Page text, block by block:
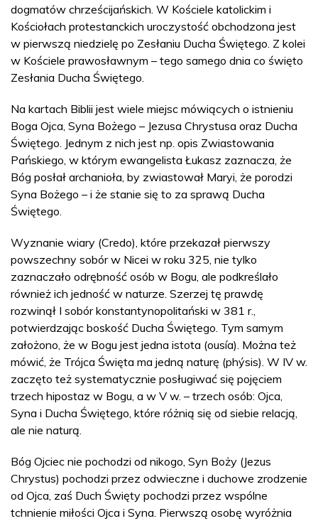
dogmatów chrześcijańskich. W Kościele katolickim i
Kościołach protestanckich uroczystość obchodzona jest
w pierwszą niedzielę po Zesłaniu Ducha Świętego. Z kolei
w Kościele prawosławnym – tego samego dnia co święto
Zesłania Ducha Świętego.
Na kartach Biblii jest wiele miejsc mówiących o istnieniu
Boga Ojca, Syna Bożego – Jezusa Chrystusa oraz Ducha
Świętego. Jednym z nich jest np. opis Zwiastowania
Pańskiego, w którym ewangelista Łukasz zaznacza, że
Bóg posłał archanioła, by zwiastował Maryi, że porodzi
Syna Bożego – i że stanie się to za sprawą Ducha
Świętego.
Wyznanie wiary (Credo), które przekazał pierwszy
powszechny sobór w Nicei w roku 325, nie tylko
zaznaczało odrębność osób w Bogu, ale podkreślało
również ich jedność w naturze. Szerzej tę prawdę
rozwinął I sobór konstantynopolitański w 381 r.,
potwierdzając boskość Ducha Świętego. Tym samym
założono, że w Bogu jest jedna istota (ousía). Można też
mówić, że Trójca Święta ma jedną naturę (phýsis). W IV w.
zaczęto też systematycznie posługiwać się pojęciem
trzech hipostaz w Bogu, a w V w. – trzech osób: Ojca,
Syna i Ducha Świętego, które różnią się od siebie relacją,
ale nie naturą.
Bóg Ojciec nie pochodzi od nikogo, Syn Boży (Jezus
Chrystus) pochodzi przez odwieczne i duchowe zrodzenie
od Ojca, zaś Duch Święty pochodzi przez wspólne
tchnienie miłości Ojca i Syna. Pierwszą osobę wyróżnia